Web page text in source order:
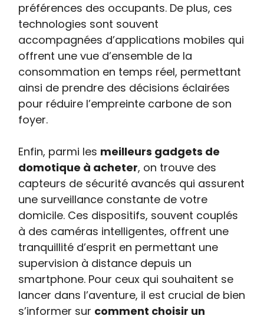
préférences des occupants. De plus, ces
technologies sont souvent
accompagnées d’applications mobiles qui
offrent une vue d’ensemble de la
consommation en temps réel, permettant
ainsi de prendre des décisions éclairées
pour réduire l’empreinte carbone de son
foyer.
Enfin, parmi les meilleurs gadgets de
domotique à acheter, on trouve des
capteurs de sécurité avancés qui assurent
une surveillance constante de votre
domicile. Ces dispositifs, souvent couplés
à des caméras intelligentes, offrent une
tranquillité d’esprit en permettant une
supervision à distance depuis un
smartphone. Pour ceux qui souhaitent se
lancer dans l’aventure, il est crucial de bien
s’informer sur comment choisir un